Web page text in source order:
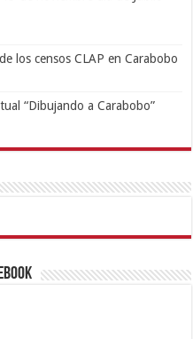
los censos CLAP en Carabobo
“Dibujando a Carabobo”